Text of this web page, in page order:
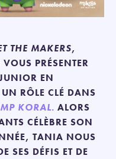
THE MAKERS,
PRÉSENTER
EN
RÔLE CLÉ DANS
KORAL. ALORS
CÉLÈBRE SON
TANIA NOUS
SES DÉFIS ET DE